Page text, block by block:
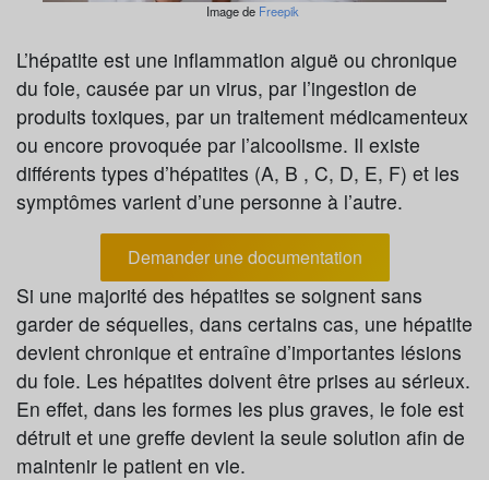
Image de Freepik
L’hépatite est une inflammation aiguë ou chronique
du foie, causée par un virus, par l’ingestion de
produits toxiques, par un traitement médicamenteux
ou encore provoquée par l’alcoolisme. Il existe
différents types d’hépatites (A, B , C, D, E, F) et les
symptômes varient d’une personne à l’autre.
Demander une documentation
Si une majorité des hépatites se soignent sans
garder de séquelles, dans certains cas, une hépatite
devient chronique et entraîne d’importantes lésions
du foie. Les hépatites doivent être prises au sérieux.
En effet, dans les formes les plus graves, le foie est
détruit et une greffe devient la seule solution afin de
maintenir le patient en vie.